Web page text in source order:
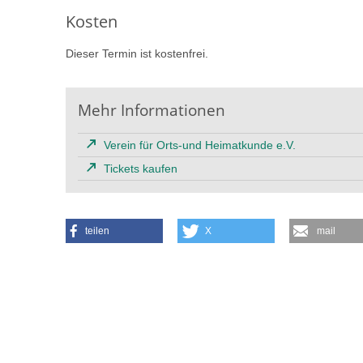
Kosten
Dieser Termin ist kostenfrei.
Mehr Informationen
Verein für Orts-und Heimatkunde e.V.
Tickets kaufen
teilen X mail